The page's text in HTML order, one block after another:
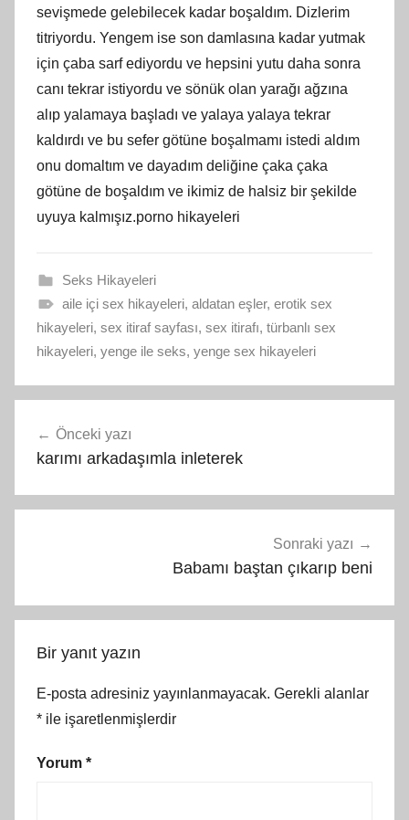
sevişmede gelebilecek kadar boşaldım. Dizlerim
titriyordu. Yengem ise son damlasına kadar yutmak
için çaba sarf ediyordu ve hepsini yutu daha sonra
canı tekrar istiyordu ve sönük olan yarağı ağzına
alıp yalamaya başladı ve yalaya yalaya tekrar
kaldırdı ve bu sefer götüne boşalmamı istedi aldım
onu domaltım ve dayadım deliğine çaka çaka
götüne de boşaldım ve ikimiz de halsiz bir şekilde
uyuya kalmışız.porno hikayeleri
Seks Hikayeleri
aile içi sex hikayeleri, aldatan eşler, erotik sex
hikayeleri, sex itiraf sayfası, sex itirafı, türbanlı sex
hikayeleri, yenge ile seks, yenge sex hikayeleri
gezinmesi
Önceki yazı
karımı arkadaşımla inleterek
Sonraki yazı
Babamı baştan çıkarıp beni
Bir yanıt yazın
E-posta adresiniz yayınlanmayacak. Gerekli alanlar
* ile işaretlenmişlerdir
Yorum *